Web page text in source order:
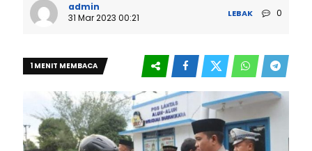
admin
31 Mar 2023 00:21
LEBAK 0
1 MENIT MEMBACA